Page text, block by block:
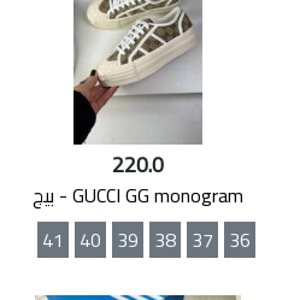
220.0
GUCCI GG monogram - بيج
36
37
38
39
40
41